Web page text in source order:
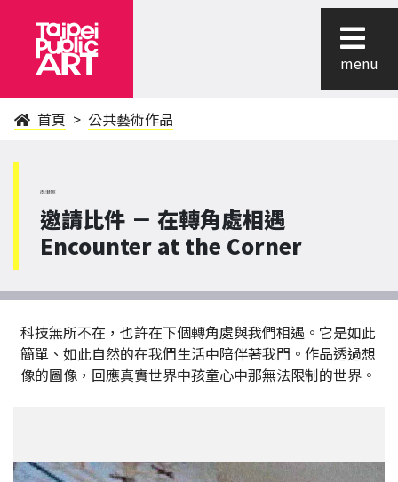
menu
首頁 公共藝術作品
南港區
邀請比件 － 在轉角處相遇
Encounter at the Corner
科技無所不在，也許在下個轉角處與我們相遇。它是如此
簡單、如此自然的在我們生活中陪伴著我門。作品透過想
像的圖像，回應真實世界中孩童心中那無法限制的世界。